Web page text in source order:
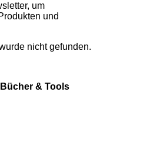
um
und
nicht gefunden.
& Tools